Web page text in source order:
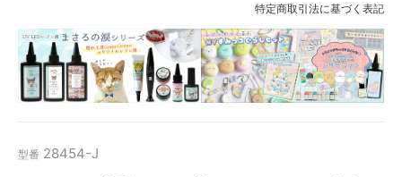
特定商取引法に基づく表記
型番 28454-J